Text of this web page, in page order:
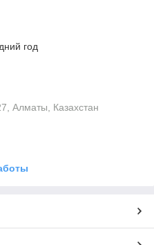
год
Алматы, Казахстан